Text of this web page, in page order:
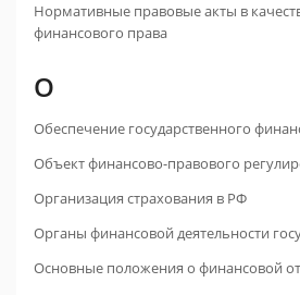
Нормативные правовые акты в
финансового права
О
Обеспечение государственного
Объект финансово-правового
Организация страхования в РФ
Органы финансовой деятельности
Основные положения о финансовой